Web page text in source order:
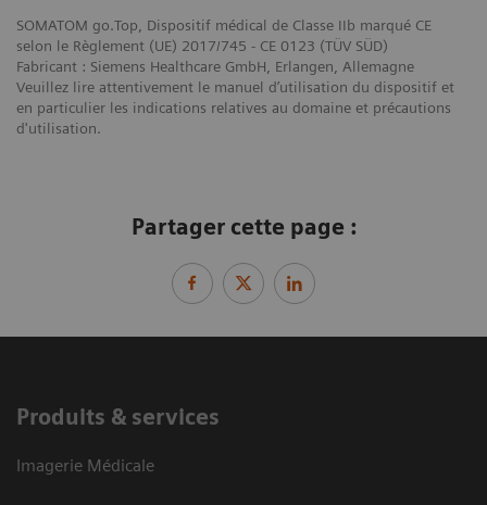
SOMATOM go.Top, Dispositif médical de Classe IIb marqué CE
selon le Règlement (UE) 2017/745 - CE 0123 (TÜV SÜD)
Fabricant : Siemens Healthcare GmbH, Erlangen, Allemagne
Veuillez lire attentivement le manuel d’utilisation du dispositif et
en particulier les indications relatives au domaine et précautions
d'utilisation.
Partager cette page :
Produits & services
Imagerie Médicale